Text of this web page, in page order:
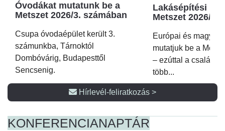
Óvodákat mutatunk be a
Metszet 2026/3. számában
Csupa óvodaépület került 3.
számunkba, Tárnoktól
Dombóvárig, Budapesttől
Sencsenig.
Lakásépítési
Metszet 2026/2.
Európai és magyar
mutatjuk be a
– ezúttal a családi
több...
Hírlevél-feliratkozás >
KONFERENCIANAPTÁR